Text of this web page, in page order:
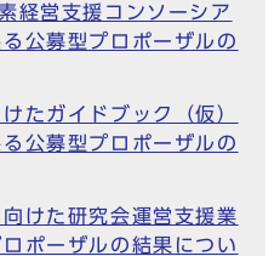
経営支援コンソーシア
公募型プロポーザルの
たガイドブック（仮）
公募型プロポーザルの
けた研究会運営支援業
ポーザルの結果につい